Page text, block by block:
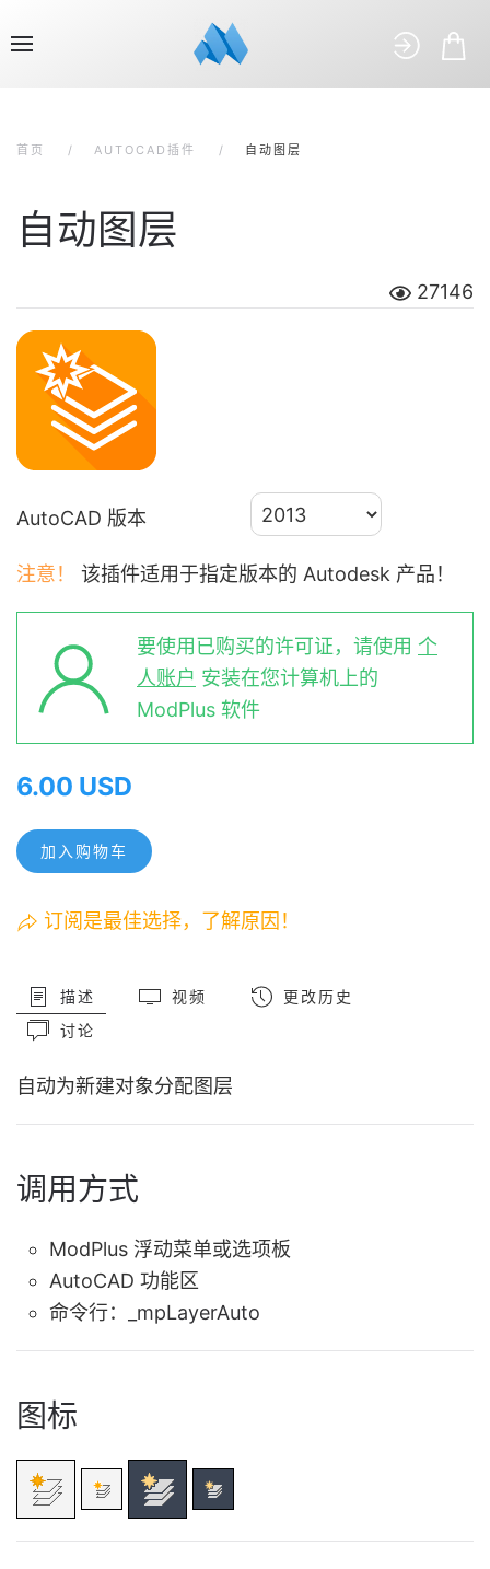
首页 AUTOCAD插件 自动图层
自动图层
27146
AutoCAD 版本
注意！ 该插件适用于指定版本的 Autodesk 产品！
要使用已购买的许可证，请使用 个
人账户 安装在您计算机上的
ModPlus 软件
6.00 USD
加入购物车
订阅是最佳选择，了解原因！
描述 视频
更改历史
讨论
自动为新建对象分配图层
调用方式
ModPlus 浮动菜单或选项板
AutoCAD 功能区
命令行：
_mpLayerAuto
图标